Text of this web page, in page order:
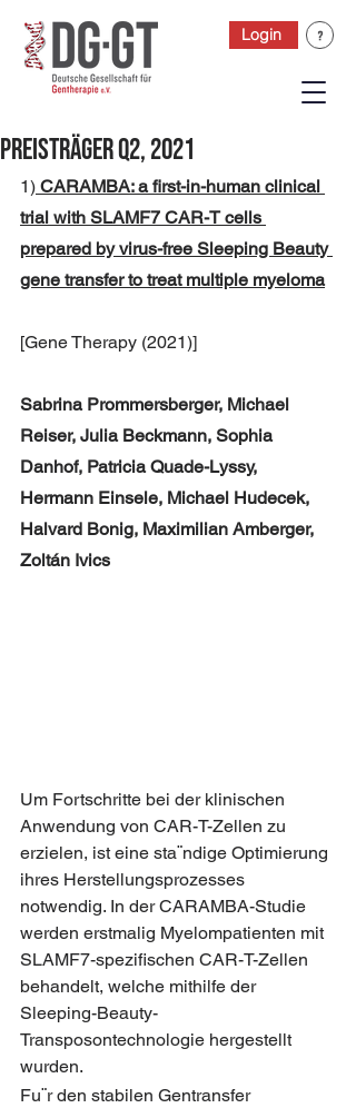
Login
Preisträger Q2, 2021
1) CARAMBA: a first-in-human clinical
trial with SLAMF7 CAR-T cells
prepared by virus-free Sleeping Beauty
gene transfer to treat multiple myeloma
[Gene Therapy (2021)]
Sabrina Prommersberger, Michael
Reiser, Julia Beckmann, Sophia
Danhof, Patricia Quade-Lyssy,
Hermann Einsele, Michael Hudecek,
Halvard Bonig, Maximilian Amberger,
Zoltán Ivics
Um Fortschritte bei der klinischen
Anwendung von CAR-T-Zellen zu
erzielen, ist eine sta¨ndige Optimierung
ihres Herstellungsprozesses
notwendig. In der CARAMBA-Studie
werden erstmalig Myelompatienten mit
SLAMF7-spezifischen CAR-T-Zellen
behandelt, welche mithilfe der
Sleeping-Beauty-
Transposontechnologie hergestellt
wurden.
Fu¨r den stabilen Gentransfer